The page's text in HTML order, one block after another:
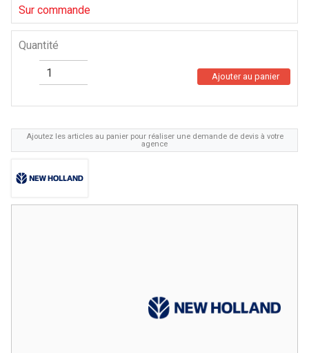
Ajoutez les articles au panier pour réaliser une demande de devis à votre
agence
Sur commande
Quantité
Ajouter au panier